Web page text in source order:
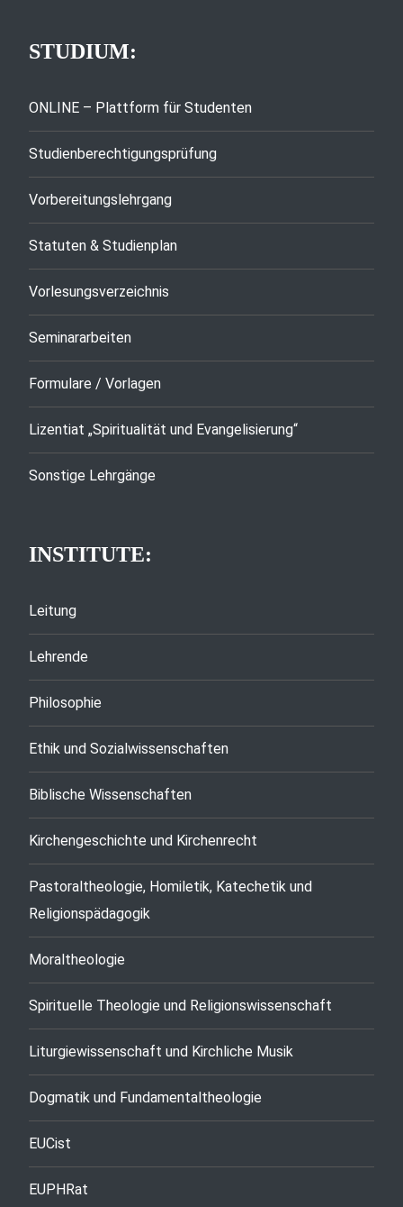
STUDIUM:
ONLINE – Plattform für Studenten
Studienberechtigungsprüfung
Vorbereitungslehrgang
Statuten & Studienplan
Vorlesungsverzeichnis
Seminararbeiten
Formulare / Vorlagen
Lizentiat „Spiritualität und Evangelisierung“
Sonstige Lehrgänge
INSTITUTE:
Leitung
Lehrende
Philosophie
Ethik und Sozialwissenschaften
Biblische Wissenschaften
Kirchengeschichte und Kirchenrecht
Pastoraltheologie, Homiletik, Katechetik und
Religionspädagogik
Moraltheologie
Spirituelle Theologie und Religionswissenschaft
Liturgiewissenschaft und Kirchliche Musik
Dogmatik und Fundamentaltheologie
EUCist
EUPHRat